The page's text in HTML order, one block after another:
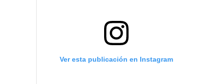
Ver esta publicación en Instagram